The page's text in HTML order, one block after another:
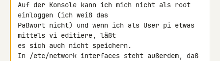
Auf der Konsole kann ich mich nicht als root
einloggen (ich weiß das
Paßwort nicht) und wenn ich als User pi etwas
mittels vi editiere, läßt
es sich auch nicht speichern.
In /etc/network interfaces steht außerdem, daß